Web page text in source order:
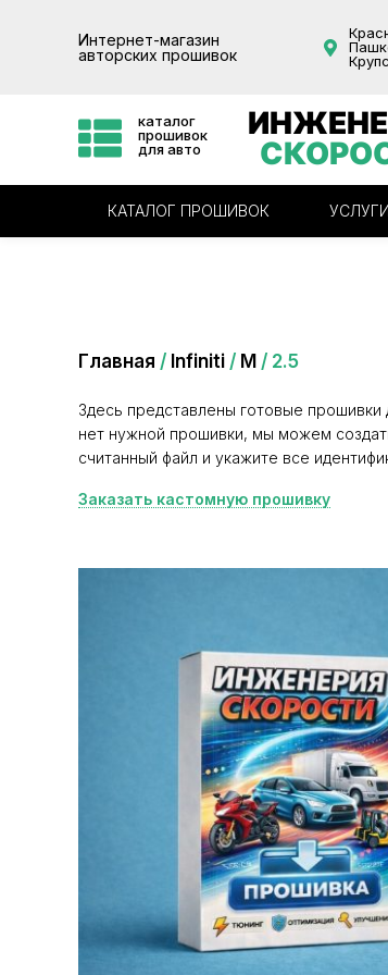
Интернет-магазин
авторских прошивок
каталог
прошивок
для авто
КАТАЛОГ ПРОШИВОК УСЛУГИ
Главная / Infiniti / M / 2.5
Здесь представлены готовые прошивки
нет нужной прошивки, мы можем
считанный файл и укажите все
Заказать кастомную прошивку